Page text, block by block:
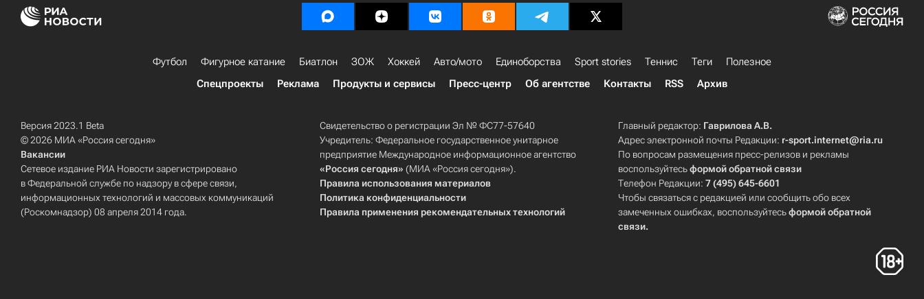
Футбол Фигурное катание Биатлон ЗОЖ Хоккей Авто/мото Единоборства Sport stories Теннис Теги
Полезное
Спецпроекты
Реклама Продукты и сервисы Пресс-центр Об агентстве Контакты RSS Архив
Версия 2023.1 Beta
© 2026 МИА «Россия сегодня»
Вакансии
Сетевое издание РИА Новости зарегистрировано
в Федеральной службе по надзору в сфере связи,
информационных технологий и массовых коммуникаций
(Роскомнадзор) 08 апреля 2014 года.
Свидетельство о регистрации Эл № ФС77-57640
Учредитель: Федеральное государственное унитарное
предприятие Международное информационное агентство
«Россия сегодня» (МИА «Россия сегодня»).
Правила использования материалов
Политика конфиденциальности
Правила применения рекомендательных технологий
Главный редактор: Гаврилова А.В.
Адрес электронной почты Редакции: r-sport.internet@ria.ru
По вопросам размещения пресс-релизов и рекламы
воспользуйтесьформой обратной связи
Телефон Редакции:7 (495) 645-6601
Чтобы связаться с редакцией или сообщить обо всех
замеченных ошибках, воспользуйтесьформой обратной
связи.